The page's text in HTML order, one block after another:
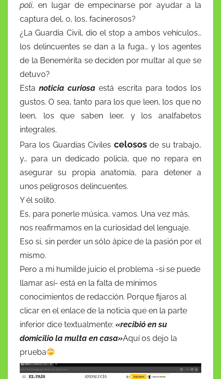
poli, en lugar de empecinarse por ayudar a la
captura del, o, los, facinerosos?
¿La Guardia Civil, dio el stop a ambos vehículos…
los delincuentes se dan a la fuga… y los agentes
de la Benemérita se deciden por multar al que se
detuvo?
Estanoticia curiosa está escrita para todos los
gustos. O sea, tanto para los que leen, los que no
leen, los que saben leer, y los analfabetos
integrales.
Para los Guardias Civiles celososde su trabajo,
y… para un dedicado policía, que no repara en
asegurar su propia anatomía, para detener a
unos peligrosos delincuentes.
Y él solito.
Es, para ponerle música, vamos. Una vez más,
nos reafirmamos en la curiosidad del lenguaje.
Eso si, sin perder un sólo ápice de la pasión por el
mismo.
Pero a mi humilde juicio el problema -si se puede
llamar así- está en la falta de mínimos
conocimientos de redacción. Porque fijaros al
clicar en el enlace de la noticia que en la parte
inferior dice textualmente: «recibió en su
domicilio la multa en casa»Aquí os dejo la
prueba